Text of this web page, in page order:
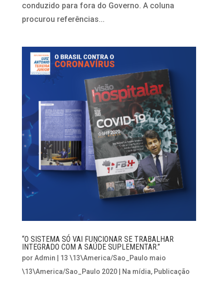
conduzido para fora do Governo. A coluna
procurou referências...
“O SISTEMA SÓ VAI FUNCIONAR SE TRABALHAR
INTEGRADO COM A SAÚDE SUPLEMENTAR.”
por Admin
13 \13\America/Sao_Paulo maio
\13\America/Sao_Paulo 2020| Na mídia, Publicação